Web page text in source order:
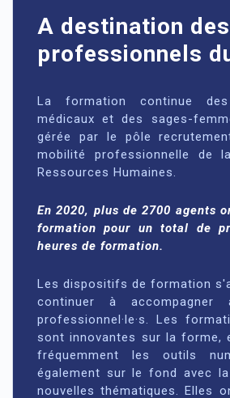
A destination des
professionnels
La formation continue
médicaux et des sages-
gérée par le pôle
mobilité professionnelle de
Ressources Humaines.
En 2020, plus de 2700 agents
formation pour un total de
heures de formation.
Les dispositifs de formation
continuer à
professionnel·le·s. Les
sont innovantes sur la forme,
fréquemment les outils
également sur le fond avec
nouvelles thématiques. Elles